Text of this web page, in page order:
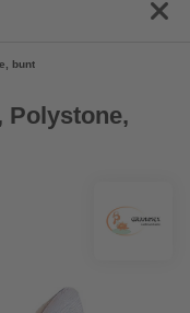
bunt
Polystone,